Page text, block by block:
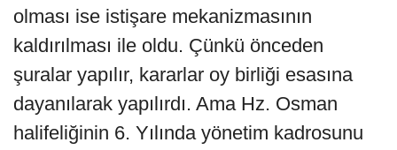
olması ise istişare mekanizmasının
kaldırılması ile oldu. Çünkü önceden
şuralar yapılır, kararlar oy birliği esasına
dayanılarak yapılırdı. Ama Hz. Osman
halifeliğinin 6. Yılında yönetim kadrosunu